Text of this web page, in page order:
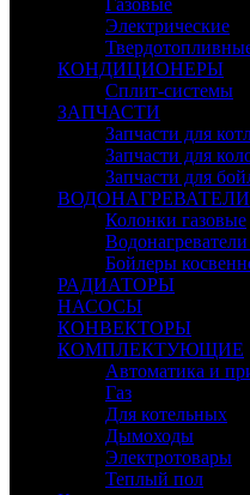
Газовые
Электрические
КОНДИЦИОНЕРЫ
Сплит-системы
ЗАПЧАСТИ
Запчасти для
Запчасти для
Запчасти для
ВОДОНАГРЕВАТЕЛИ
Колонки газовые
Бойлеры
РАДИАТОРЫ
НАСОСЫ
КОНВЕКТОРЫ
КОМПЛЕКТУЮЩИЕ
Автоматика и
Газ
Для котельных
Дымоходы
Электротовары
Теплый пол